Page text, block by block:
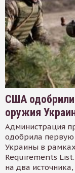
США одобрили
оружия
Администрация
одобрила
Украины в
Requirements
на два